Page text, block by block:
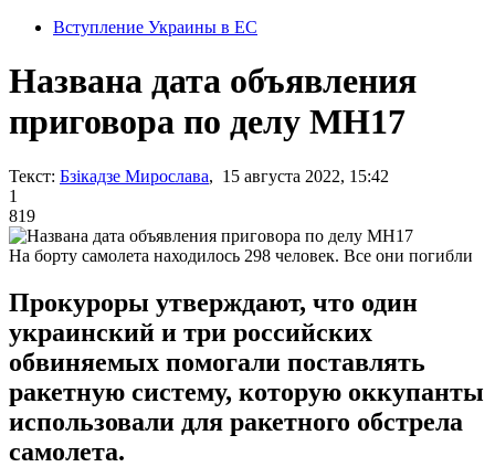
Вступление Украины в ЕС
Названа дата объявления
приговора по делу МН17
Текст: Бзікадзе Мирослава, 15 августа 2022, 15:42
1
819
На борту самолета находилось 298 человек. Все они погибли
Прокуроры утверждают, что один
украинский и три российских
обвиняемых помогали поставлять
ракетную систему, которую оккупанты
использовали для ракетного обстрела
самолета.